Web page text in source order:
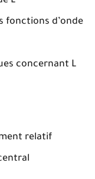
fonctions d’onde
concernant L
relatif